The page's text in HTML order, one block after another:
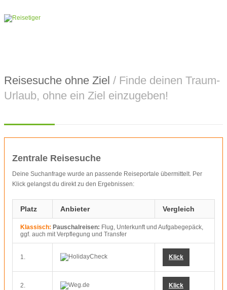
Reisesuche ohne Ziel / Finde deinen Traum-
Urlaub, ohne ein Ziel einzugeben!
Zentrale Reisesuche
Deine Suchanfrage wurde an passende Reiseportale übermittelt. Per
Klick gelangst du direkt zu den Ergebnissen:
Platz Anbieter Vergleich
Klassisch: Pauschalreisen: Flug, Unterkunft und Aufgabegepäck,
ggf. auch mit Verpflegung und Transfer
1. Klick
2. Klick